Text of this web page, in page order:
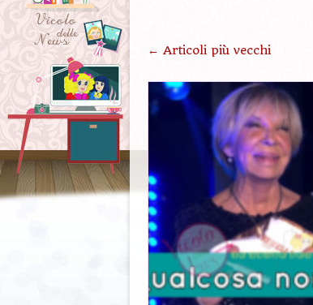
Navigazione articolo
← Articoli più vecchi